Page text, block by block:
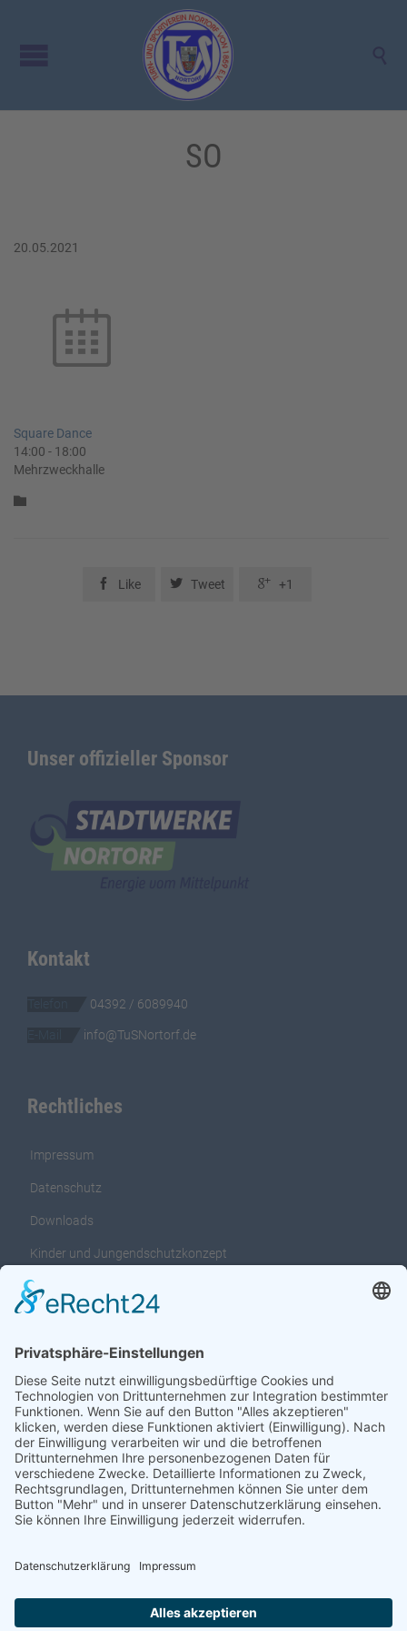
SO
20.05.2021
Square Dance
14:00 - 18:00
Mehrzweckhalle
Category
 Like  Tweet  +1
Unser offizieller Sponsor
Kontakt
04392 / 6089940
info@TuSNortorf.de
Rechtliches
Impressum
Datenschutz
Downloads
Kinder und Jungendschutzkonzept
Interventionsleitfaden für das Kinder und
Jungendschutzkonzept
Adresse:
Heinkenborsteler Weg 14 zur Zeit findet ihr uns in der Industrie
Straße 6
24589 Nortorf